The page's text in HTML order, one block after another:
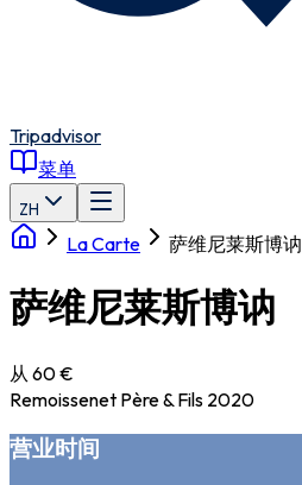
Tripadvisor
菜单
ZH
La Carte 萨维尼莱斯博讷
萨维尼莱斯博讷
从 60 €
Remoissenet Père & Fils 2020
营业时间